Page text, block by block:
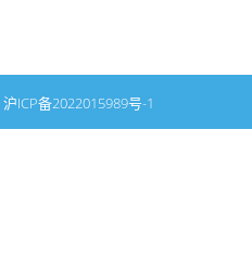
沪ICP备2022015989号-1